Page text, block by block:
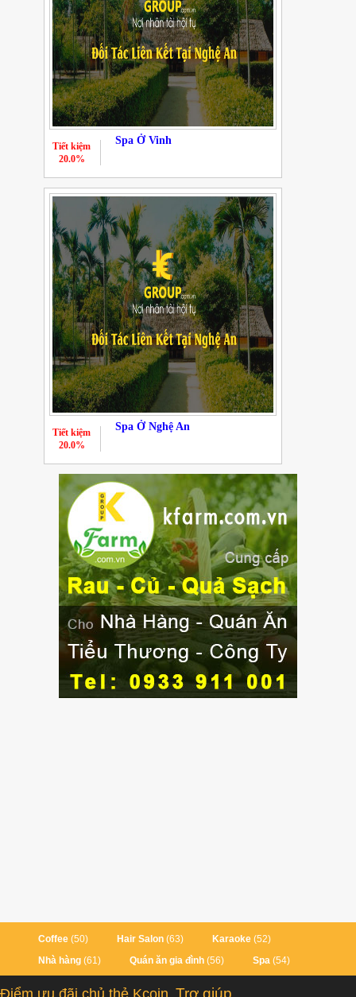
Spa Ở Vinh
Tiết kiệm
20.0%
Spa Ở Nghệ An
Tiết kiệm
20.0%
Coffee (50) Hair Salon (63) Karaoke (52)
Nhà hàng (61) Quán ăn gia đình (56) Spa (54)
Trợ giúp